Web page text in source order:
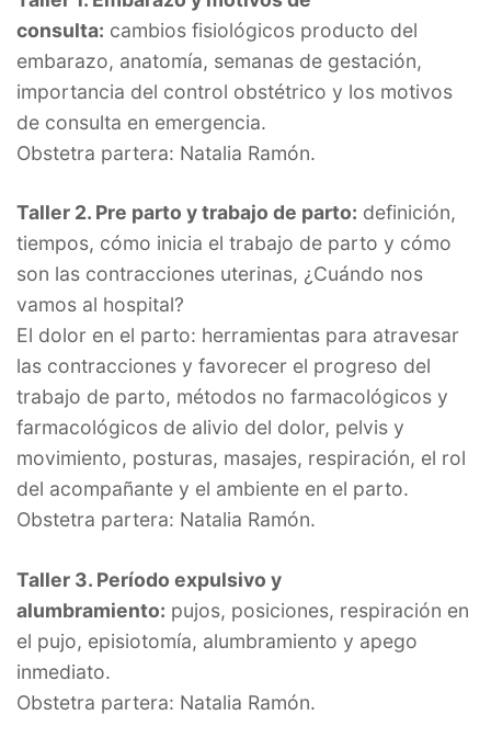
consulta: cambios fisiológicos producto del
embarazo, anatomía, semanas de gestación,
importancia del control obstétrico y los motivos
de consulta en emergencia.
Obstetra partera: Natalia Ramón.
Taller 2. Pre parto y trabajo de parto: definición,
tiempos, cómo inicia el trabajo de parto y cómo
son las contracciones uterinas, ¿Cuándo nos
vamos al hospital?
El dolor en el parto: herramientas para atravesar
las contracciones y favorecer el progreso del
trabajo de parto, métodos no farmacológicos y
farmacológicos de alivio del dolor, pelvis y
movimiento, posturas, masajes, respiración, el rol
del acompañante y el ambiente en el parto.
Obstetra partera: Natalia Ramón.
Taller 3. Período expulsivo y
alumbramiento: pujos, posiciones, respiración en
el pujo, episiotomía, alumbramiento y apego
inmediato.
Obstetra partera: Natalia Ramón.